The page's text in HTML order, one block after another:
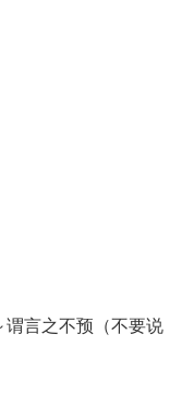
言之不预（不要说